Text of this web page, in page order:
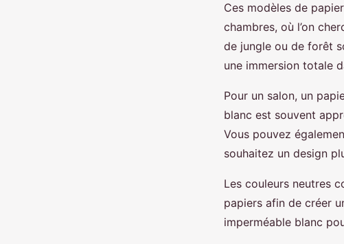
Ces modèles de
chambres, où l’on
de jungle ou de forêt
une immersion totale
Pour un salon, un
blanc est souvent
Vous pouvez
souhaitez un design
Les couleurs neutres
papiers afin de créer
imperméable blanc